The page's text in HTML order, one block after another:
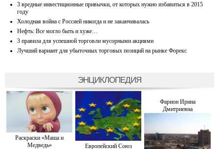
3 вредные инвестиционные привычки, от которых нужно избавиться в 2015
году
Холодная война с Россией никогда и не заканчивалась
Нефть: Все могло быть и хуже…
3 правила для успешной торговли мусорными акциями
Лучший вариант для убыточных торговых позиций на рынке Форекс
ЭНЦИКЛОПЕДИЯ
Раскраски «Маша и
Медведь»
Европейский Союз
Фарион Ирина
Дмитриевна